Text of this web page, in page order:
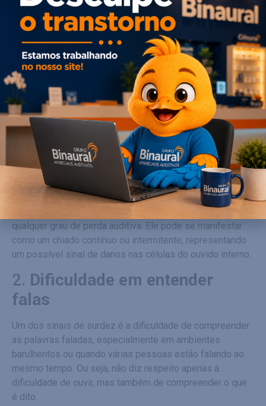
Quais são os principais
sinais de surdez?
Agora que você já sabe o que é, de fato, a surdez e quais
seus tipos e graus, confira quais são osnove sinais de
surdez mais comuns
1.Zumbido nos ouvidos
Esse é um sintoma comum para pessoas que apresentam
qualquer grau de perda auditiva. Ele pode se manifestar
como um chiado contínuo ou intermitente, representando
um possível sinal de danos nas células do ouvido interno.
2. Dificuldade em entender
falas
Um dos sinais de surdez é a dificuldade de compreender
as palavras faladas, especialmente em ambientes
barulhentos ou quando várias pessoas estão falando ao
mesmo tempo. Ou seja, não diz respeito apenas à
dificuldade de ouvir, mas também de compreender o que
é dito.